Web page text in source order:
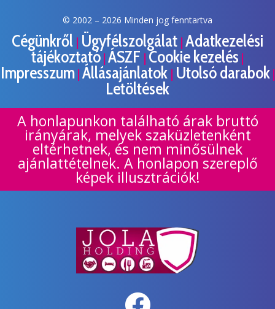
© 2002 – 2026 Minden jog fenntartva
Cégünkről | Ügyfélszolgálat | Adatkezelési
tájékoztató | ÁSZF | Cookie kezelés |
Impresszum| Állásajánlatok | Utolsó darabok|
Letöltések
A honlapunkon található árak bruttó
irányárak, melyek szaküzletenként
eltérhetnek, és nem minősülnek
ajánlattételnek. A honlapon szereplő
képek illusztrációk!